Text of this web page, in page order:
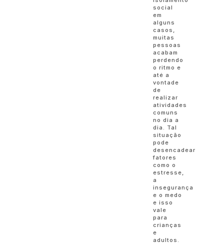
social
em
alguns
casos,
muitas
pessoas
acabam
perdendo
o ritmo e
até a
vontade
de
realizar
atividades
comuns
no dia a
dia. Tal
situação
pode
desencadear
fatores
como o
estresse,
a
insegurança
e o medo
e isso
vale
para
crianças
e
adultos.